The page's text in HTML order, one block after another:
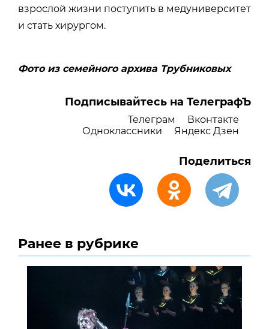
взрослой жизни поступить в медуниверситет
и стать хирургом.
Фото из семейного архива Трубниковых
Подписывайтесь на ТелеграфЪ
Телеграм
Вконтакте
Одноклассники
Яндекс Дзен
Поделиться
Ранее в рубрике